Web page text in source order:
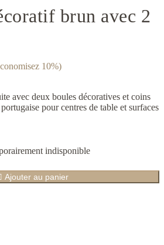
brun avec 2
10%)
avec deux boules décoratives et coins
pour centres de table et surfaces
indisponible
Ajouter au panier